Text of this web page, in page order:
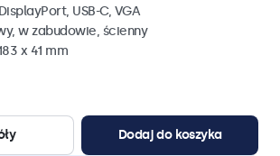
USB-C, VGA
w zabudowie, ścienny
x 41 mm
Dodaj do koszyka